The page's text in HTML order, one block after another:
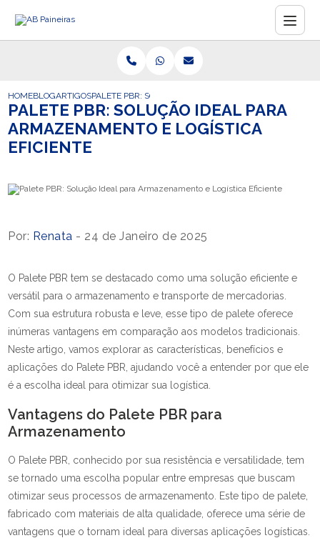
HOMEBLOGARTIGOSPALETE PBR: SOLUÇÃO IDEAL PARA ARMAZENAMENTO
PALETE PBR: SOLUÇÃO IDEAL PARA
ARMAZENAMENTO E LOGÍSTICA
EFICIENTE
Por: Renata - 24 de Janeiro de 2025
O Palete PBR tem se destacado como uma solução eficiente e
versátil para o armazenamento e transporte de mercadorias.
Com sua estrutura robusta e leve, esse tipo de palete oferece
inúmeras vantagens em comparação aos modelos tradicionais.
Neste artigo, vamos explorar as características, benefícios e
aplicações do Palete PBR, ajudando você a entender por que ele
é a escolha ideal para otimizar sua logística.
Vantagens do Palete PBR para
Armazenamento
O Palete PBR, conhecido por sua resistência e versatilidade, tem
se tornado uma escolha popular entre empresas que buscam
otimizar seus processos de armazenamento. Este tipo de palete,
fabricado com materiais de alta qualidade, oferece uma série de
vantagens que o tornam ideal para diversas aplicações logísticas.